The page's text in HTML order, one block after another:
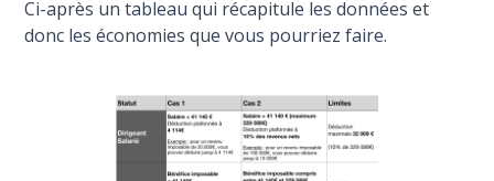
Ci-après un tableau qui récapitule les données et
donc les économies que vous pourriez faire.